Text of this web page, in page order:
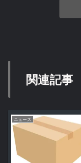
関連記事
ニュース